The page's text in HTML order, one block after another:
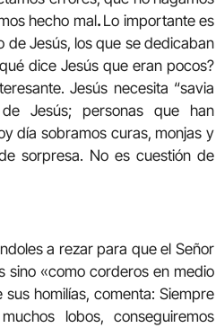
hecho mal. Lo importante es
de Jesús, los que se dedicaban
dice Jesús que eran pocos?
Jesús necesita “savia
Jesús; personas que han
día sobramos curas, monjas y
sorpresa. No es cuestión de
a rezar para que el Señor
sino «como corderos en medio
homilías, comenta: Siempre
lobos, conseguiremos